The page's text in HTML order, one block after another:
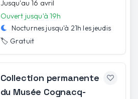
Jusqu'au 16 avril
Ouvert jusqu'à 19h
Nocturnes jusqu'à 21h les jeudis
🏷️ Gratuit
Collection permanente
du Musée Cognacq-